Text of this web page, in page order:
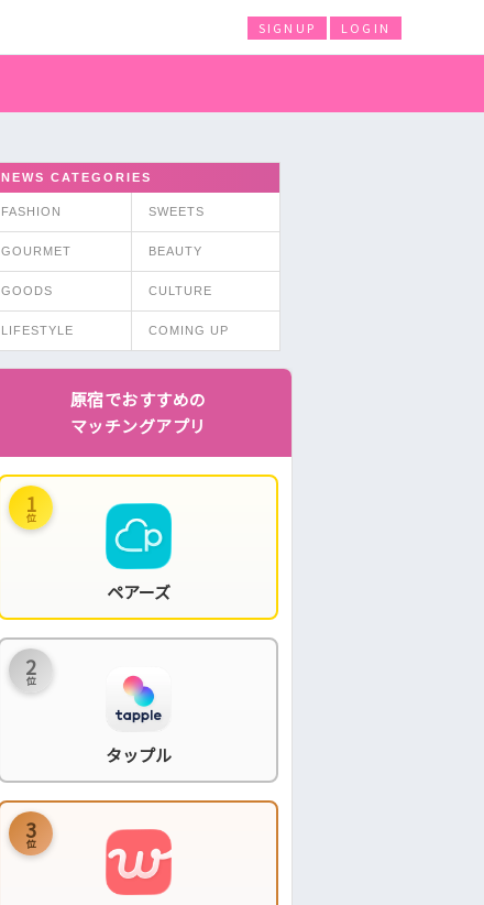
LOGIN
SIGNUP
NEWS CATEGORIES
FASHION SWEETS
GOURMET BEAUTY
GOODS CULTURE
LIFESTYLE COMING UP
原宿でおすすめの
マッチングアプリ
1
位
ペアーズ
2
位
タップル
3
位